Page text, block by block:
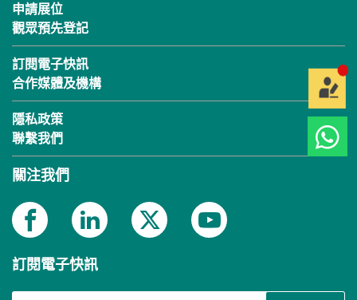
申請展位
觀眾預先登記
訂閱電子快訊
合作媒體及機構
隱私政策
聯繫我們
關注我們
訂閱電子快訊